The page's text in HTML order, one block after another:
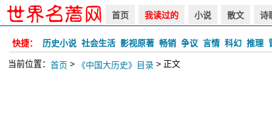
首页 我读过的 小说 散文 诗
快捷： 历史小说 社会生活 影视原著 畅销 争议 言情 科幻 推理
当前位置： 首页 > 《中国大历史》目录 > 正文